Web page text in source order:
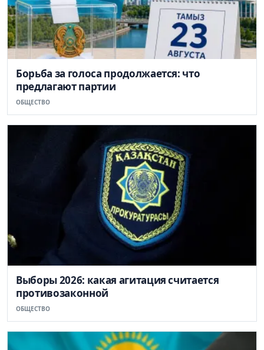
Борьба за голоса продолжается: что
предлагают партии
ОБЩЕСТВО
Выборы 2026: какая агитация считается
противозаконной
ОБЩЕСТВО